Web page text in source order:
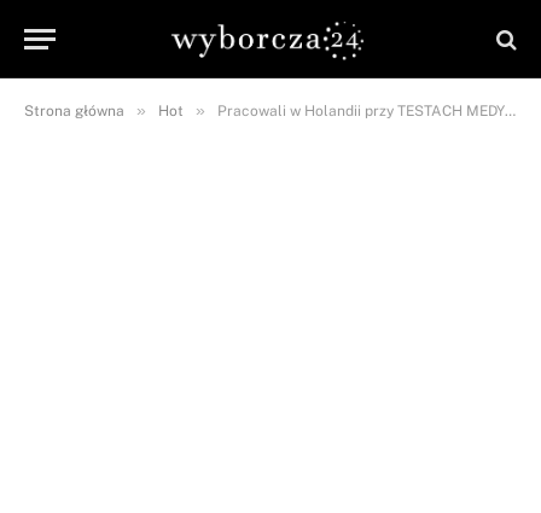
Strona główna » Hot » Pracowali w Holandii przy TESTACH MEDYCZNYCH. Właśnie ZNALEZIONO ICH CIAŁA!